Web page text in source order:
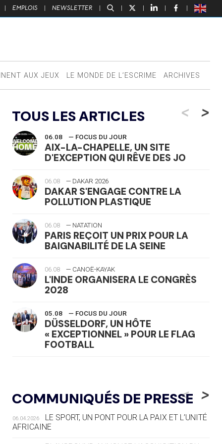
| EMPLOIS | NEWSLETTER | | | | |
AUX JEUX LE MONDE DE L’ESCRIME ARCHIVES
TOUS LES ARTICLES <
06.08 — FOCUS DU JOUR
AIX-LA-CHAPELLE, UN SITE
D'EXCEPTION QUI RÊVE DES JO
06.08 — DAKAR 2026
DAKAR S'ENGAGE CONTRE LA
POLLUTION PLASTIQUE
06.08 — NATATION
PARIS REÇOIT UN PRIX POUR LA
BAIGNABILITÉ DE LA SEINE
06.08 — CANOË-KAYAK
L'INDE ORGANISERA LE CONGRÈS
2028
05.08 — FOCUS DU JOUR
DÜSSELDORF, UN HÔTE
« EXCEPTIONNEL » POUR LE FLAG
FOOTBALL
LE RÊVE DE VOIR LA LUGE ALPINE
AUX JO « N'EST PAS FINI »
05.08 — TIR À L'ARC
DES MONDIAUX À BRISBANE SUR LA
>
COMMUNIQUÉS DE PRESSE
<
06.04.2026
LE SPORT, UN PONT POUR LA PAIX ET L’UNITÉ
AFRICAINE
>